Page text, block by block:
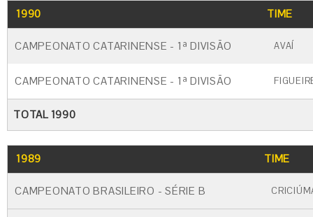
1990 TIME
CAMPEONATO CATARINENSE - 1ª DIVISÃO AVAÍ
CAMPEONATO CATARINENSE - 1ª DIVISÃO
TOTAL 1990
1989 TIME
CAMPEONATO BRASILEIRO - SÉRIE B